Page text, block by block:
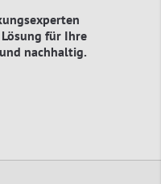
für Ihre
nachhaltig.